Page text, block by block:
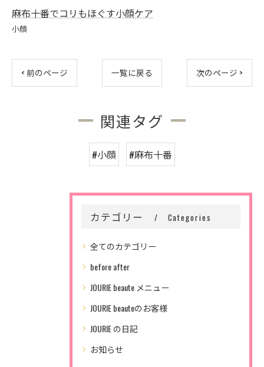
麻布十番でコリもほぐす小顔ケア
小顔
< 前のページ 一覧に戻る 次のページ >
関連タグ
#小顔 #麻布十番
カテゴリー Categories
全てのカテゴリー
before after
JOURIE beaute メニュー
JOURIE beauteのお客様
JOURIE の日記
お知らせ